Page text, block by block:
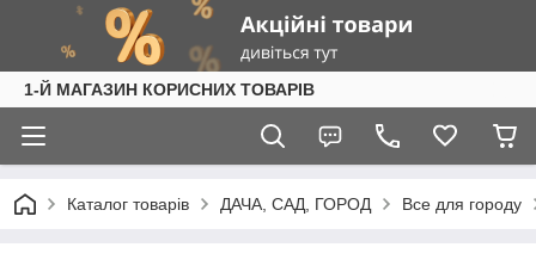
1-Й МАГАЗИН КОРИСНИХ ТОВАРІВ
Каталог товарів ДАЧА, САД, ГОРОД Все для городу